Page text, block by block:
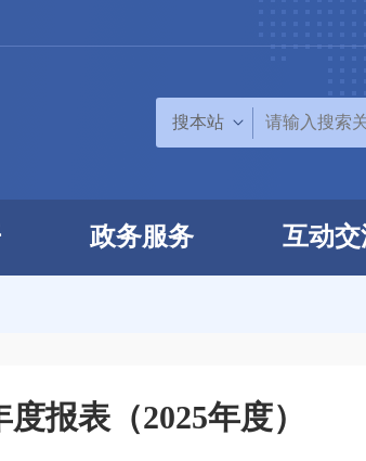
搜本站
政务服务 互动交
报表（2025年度）